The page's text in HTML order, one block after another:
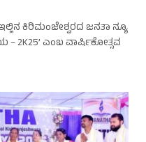
ಕಿರಿಮಂಜೇಶ್ವರದ ಜನತಾ ನ್ಯೂ
2K25’ ಎಂಬ ವಾರ್ಷಿಕೋತ್ಸವ